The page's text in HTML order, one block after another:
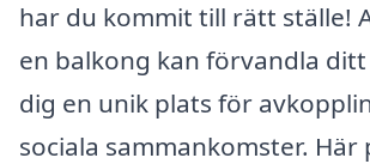
har du kommit till rätt ställe!
en balkong kan förvandla
dig en unik plats för
sociala sammankomster. Här